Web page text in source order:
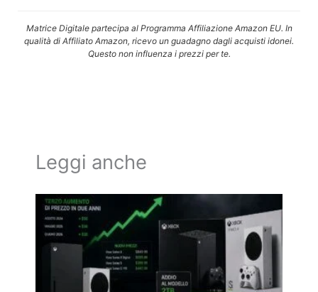
Matrice Digitale partecipa al Programma Affiliazione Amazon EU. In
qualità di Affiliato Amazon, ricevo un guadagno dagli acquisti idonei.
Questo non influenza i prezzi per te.
Leggi anche